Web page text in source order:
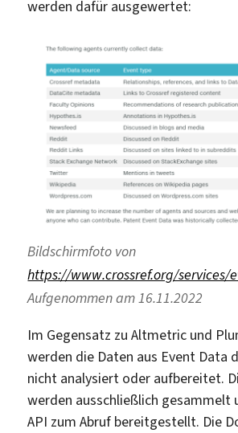
werden dafür ausgewertet:
Bildschirmfoto von
https://www.crossref.org/services/
Aufgenommen am 16.11.2022
Im Gegensatz zu Altmetric und
werden die Daten aus Event Data
nicht analysiert oder aufbereitet.
werden ausschließlich gesammelt
API zum Abruf bereitgestellt. Die